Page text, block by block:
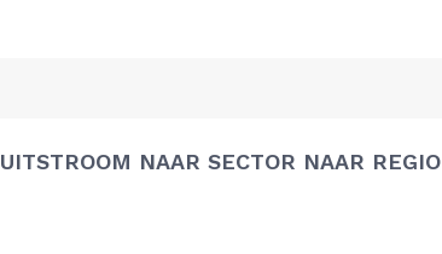
UITSTROOM NAAR SECTOR NAAR REGIO